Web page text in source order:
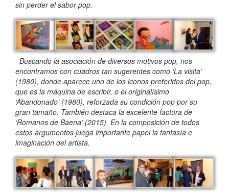
sin perder el sabor pop.
Buscando la asociación de diversos motivos pop, nos
encontramos con cuadros tan sugerentes como ‘La visita’
(1980), donde aparece uno de los iconos preferidos del pop,
que es la máquina de escribir, o el originalísimo
‘Abandonado’ (1980), reforzada su condición pop por su
gran tamaño. También destaca la excelente factura de
‘Romanos de Baena’ (2015). En la composición de todos
estos argumentos juega importante papel la fantasía e
imaginación del artista.